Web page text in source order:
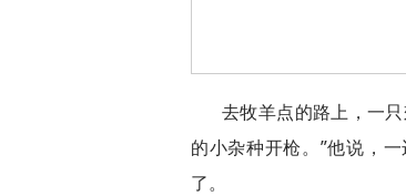
去牧羊点的路上，一
的小杂种开枪。”他说，
了。